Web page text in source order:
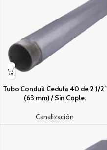
Tubo Conduit Cedula 40 de 2 1/2″
(63 mm) / Sin Cople.
Canalización